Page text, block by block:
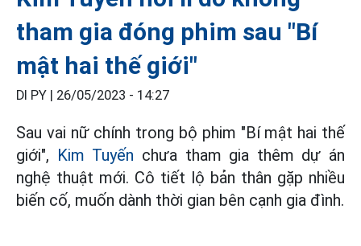
tham gia đóng phim sau "Bí
mật hai thế giới"
DI PY | 26/05/2023 - 14:27
Sau vai nữ chính trong bộ phim "Bí mật hai thế
giới", Kim Tuyến chưa tham gia thêm dự án
nghệ thuật mới. Cô tiết lộ bản thân gặp nhiều
biến cố, muốn dành thời gian bên cạnh gia đình.